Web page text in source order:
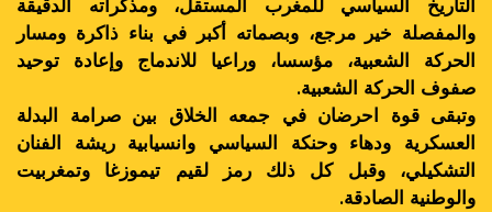
التاريخ السياسي للمغرب المستقل، ومذكراته الدقيقة
والمفصلة خير مرجع، وبصماته أكبر في بناء ذاكرة ومسار
الحركة الشعبية، مؤسسا، وراعيا للاندماج وإعادة توحيد
صفوف الحركة الشعبية.
وتبقى قوة احرضان في جمعه الخلاق بين صرامة البدلة
العسكرية ودهاء وحنكة السياسي وانسيابية ريشة الفنان
التشكيلي، وقبل كل ذلك رمز لقيم تيموزغا وتمغربيت
والوطنية الصادقة.